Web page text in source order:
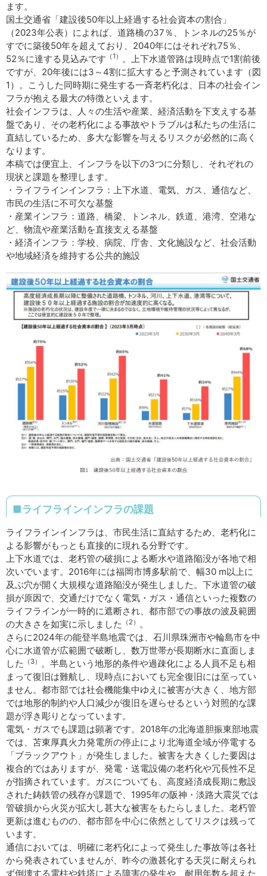
ます。
国土交通省「建設後50年以上経過する社会資本の割合」
（2023年公表）によれば、道路橋の37％、トンネルの25％が
すでに築後50年を超えており、2040年にはそれぞれ75％、
52％に達する見込みです （1） 。上下水道管路は現時点で1割前後
ですが、20年後には3～4割に拡大すると予測されています（図
1）。こうした同時期に発生する一斉老朽化は、日本の社会イン
フラが抱える最大の特徴といえます。
社会インフラは、人々の生活や産業、経済活動を下支えする基
盤であり、その老朽化による事故やトラブルは私たちの生活に
直結しているため、多大な影響を与えるリスクが必然的に高く
なります。
本稿では便宜上、インフラを以下の3つに分類し、それぞれの
現状と課題を整理します。
・ライフラインインフラ：上下水道、電気、ガス、通信など、
市民の生活に不可欠な基盤
・産業インフラ：道路、橋梁、トンネル、鉄道、港湾、空港な
ど、物流や産業活動を直接支える基盤
・経済インフラ：学校、病院、庁舎、文化施設など、社会活動
や地域経済を維持する公共的施設
■ライフラインインフラの課題
ライフラインインフラは、市民生活に直結するため、老朽化に
よる影響がもっとも直接的に現れる分野です。
上下水道では、老朽管の破損による断水や道路陥没が各地で相
次いでいます。2016年には福岡市博多駅前で、幅30 m以上に
及ぶ穴が開く大規模な道路陥没が発生しました。下水道管の破
損が原因で、交通だけでなく電気・ガス・通信といった複数の
ライフラインが一時的に遮断され、都市部での事故の波及範囲
の大きさを如実に示しました
（2） 。
さらに2024年の能登半島地震では、石川県珠洲市や輪島市を中
心に水道管が広範囲で破断し、数万世帯が長期断水に直面しま
した
（3） 。半島という地形的条件や過疎化による人員不足も相
まって復旧は難航し、現時点においても完全復旧には至ってい
ません。都市部では社会機能集中ゆえに被害が大きく、地方部
では地形的制約や人口減少が復旧を遅らせるという対照的な課
題が浮き彫りとなっています。
電気・ガスでも課題は顕著です。2018年の北海道胆振東部地震
では、苫東厚真火力発電所の停止により北海道全域が停電する
「ブラックアウト」が発生しました。被害を大きくした要因は
複合的ではありますが、発電・送電設備の老朽化や冗長性不足
が指摘されています。ガスについても、高度経済成長期に敷設
された鋳鉄管の残存が課題で、1995年の阪神・淡路大震災では
管破損から火災が拡大し甚大な被害をもたらしました。老朽管
更新は進むものの、都市部を中心に依然としてリスクは残って
います。
通信においては、明確に老朽化によって発生した事故等は各社
から発表されていませんが、昨今の激甚化する天災に耐えられ
ず倒壊する電柱や鉄塔による障害の発生や、耐用年数を超えた